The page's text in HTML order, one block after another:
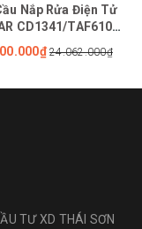
Nắp Rửa Điện Tử
CD1341/TAF610H
Đóng Mở Nắp
24.062.000₫
TƯ XD THÁI SƠN